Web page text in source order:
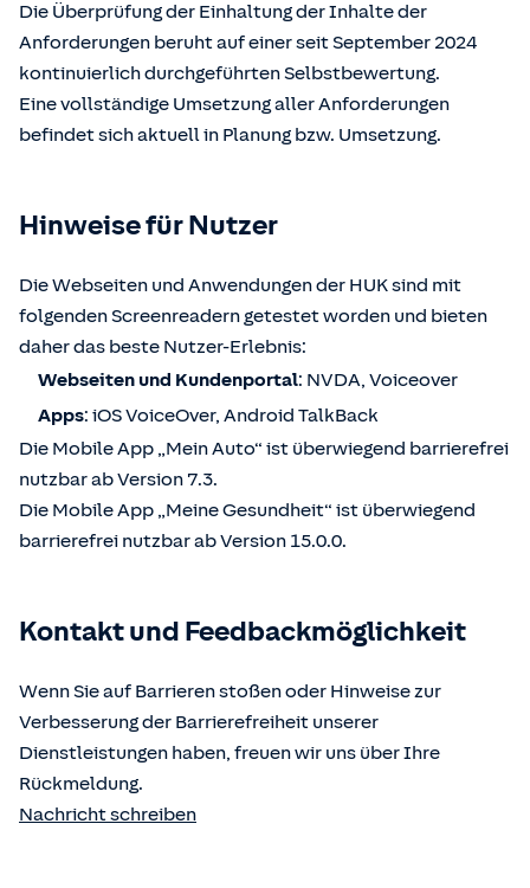
Die Überprüfung der Einhaltung der Inhalte der
Anforderungen beruht auf einer seit September 2024
kontinuierlich durchgeführten Selbstbewertung.
Eine vollständige Umsetzung aller Anforderungen
befindet sich aktuell in Planung bzw. Umsetzung.
Hinweise für Nutzer
Die Webseiten und Anwendungen der HUK sind mit
folgenden Screenreadern getestet worden und bieten
daher das beste Nutzer-Erlebnis:
Webseiten und Kundenportal: NVDA, Voiceover
Apps: iOS VoiceOver, Android TalkBack
Die Mobile App „Mein Auto“ ist überwiegend barrierefrei
nutzbar ab Version 7.3.
Die Mobile App „Meine Gesundheit“ ist überwiegend
barrierefrei nutzbar ab Version 15.0.0.
Kontakt und Feedbackmöglichkeit
Wenn Sie auf Barrieren stoßen oder Hinweise zur
Verbesserung der Barrierefreiheit unserer
Dienstleistungen haben, freuen wir uns über Ihre
Rückmeldung.
Nachricht schreiben